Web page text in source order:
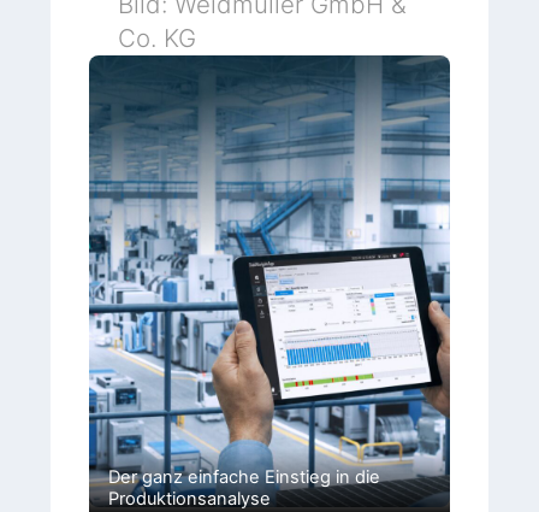
Co. KG
Der ganz einfache Einstieg in die
Produktionsanalyse